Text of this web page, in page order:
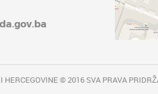
© 2016 SVA PRAVA